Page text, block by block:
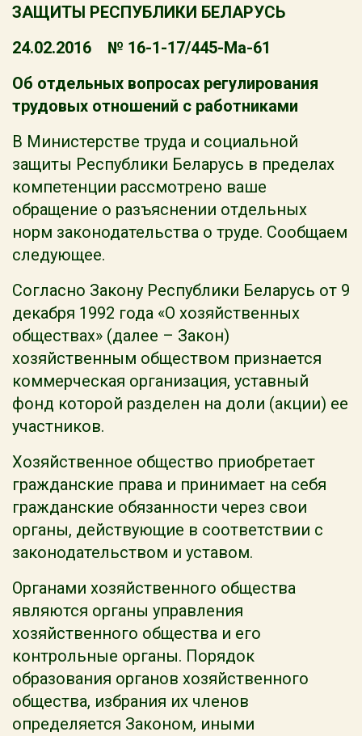
ЗАЩИТЫ РЕСПУБЛИКИ БЕЛАРУСЬ
24.02.2016 № 16-1-17/445-Ма-61
Об отдельных вопросах регулирования
трудовых отношений с работниками
В Министерстве труда и социальной
защиты Республики Беларусь в пределах
компетенции рассмотрено ваше
обращение о разъяснении отдельных
норм законодательства о труде. Сообщаем
следующее.
Согласно Закону Республики Беларусь от 9
декабря 1992 года «О хозяйственных
обществах» (далее – Закон)
хозяйственным обществом признается
коммерческая организация, уставный
фонд которой разделен на доли (акции) ее
участников.
Хозяйственное общество приобретает
гражданские права и принимает на себя
гражданские обязанности через свои
органы, действующие в соответствии с
законодательством и уставом.
Органами хозяйственного общества
являются органы управления
хозяйственного общества и его
контрольные органы. Порядок
образования органов хозяйственного
общества, избрания их членов
определяется Законом, иными